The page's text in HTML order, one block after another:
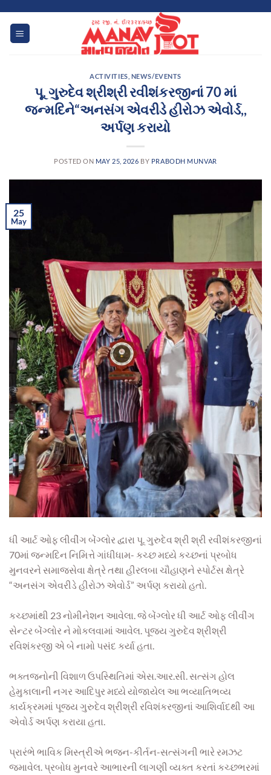
content
ACTIVITIES NEWS/EVENTS
પૂ. ગુરુદેવ શ્રીશ્રી રવીશંકરજીનાં 70 માં
જન્મદિને“અનસંગ એવરીડે હીરોઝ એવોર્ડ,,
અર્પણ કરાયો
POSTED ON MAY 25, 2026 BY PRABODH MUNVAR
25
May
ધી આર્ટ ઓફ લીવીંગ બેંગ્લોર દ્વારા પૂ. ગુરુદેવ શ્રી શ્રી રવીશંકરજીનાં
70માં જન્મદિન નિમિત્તે ગાંધીધામ- કચ્છ મધ્યે કચ્છનાં પ્રબોધ
મુનવરને સમાજસેવા ક્ષેત્રે તથા હીરલબા ચૌહાણને સ્પોર્ટસ ક્ષેત્રે
“અનસંગ એવરીડે હીરોઝ એવોર્ડ” અર્પણ કરાયો હતો.
કચ્છમાંથી 23 નોમીનેશન આવેલા. જે બેંગ્લોર ધી આર્ટ ઓફ લીવીંગ
સેન્ટર બેંગ્લોર ને મોકલવામાં આવેલ. પૂજ્ય ગુરુદેવ શ્રીશ્રી
રવિશંકરજી એ બે નામો પસંદ કર્યા હતા.
ભક્તજનોની વિશાળ ઉપસ્થિતિમાં એસ.આર.સી. સત્સંગ હોલ
હેમુકાલાની નગર આદિપુર મધ્યે યોજાયેલ આ ભવ્યાતિભવ્ય
કાર્યક્રમમાં પૂજ્ય ગુરુદેવ શ્રીશ્રી રવિશંકરજીનાં આશિર્વાદથી આ
એવોર્ડ અર્પણ કરાયા હતા.
પ્રારંભે ભાવિક મિસ્ત્રીએ ભજન-કીર્તન-સત્સંગની ભારે રમઝટ
જમાવેલ. પ્રબોધ મુનવરે આભારની લાગણી વ્યક્ત કરતાં કચ્છભરમાં